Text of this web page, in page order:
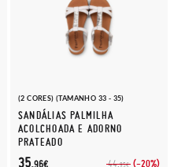
(2 CORES) (TAMANHO 33 - 35)
SANDÁLIAS PALMILHA
ACOLCHOADA E ADORNO
PRATEADO
44,95€ (-20%)
35,96€